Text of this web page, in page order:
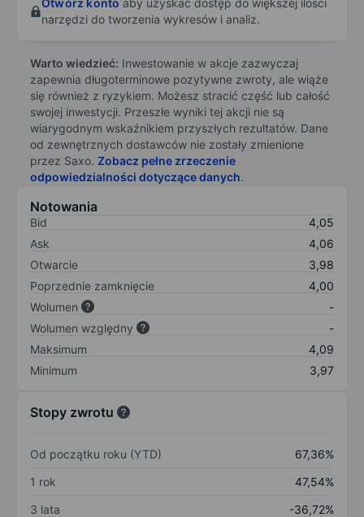
Otwórz konto aby uzyskać dostęp do większej ilości
narzędzi do tworzenia wykresów i analiz.
Warto wiedzieć: Inwestowanie w akcje zazwyczaj
zapewnia długoterminowe pozytywne zwroty, ale wiąże
się również z ryzykiem. Możesz stracić część lub całość
swojej inwestycji. Przeszłe wyniki tej akcji nie są
wiarygodnym wskaźnikiem przyszłych rezultatów. Dane
od zewnętrznych dostawców nie zostały zmienione
przez Saxo. Zobacz pełne zrzeczenie
odpowiedzialności dotyczące danych.
Notowania
Bid
4,05
Ask
4,06
Otwarcie
3,98
Poprzednie zamknięcie
4,00
Wolumen
-
Wolumen względny
-
Maksimum
4,09
Minimum
3,97
Stopy zwrotu
Od początku roku (YTD)
67,36%
1 rok
47,54%
3 lata
-36,72%